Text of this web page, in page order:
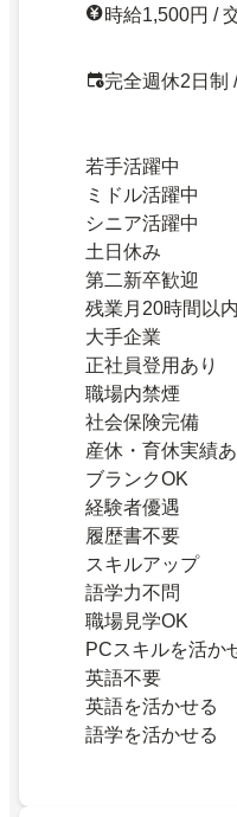
時給1,500円 /
完全週休2日制
若手活躍中
ミドル活躍中
シニア活躍中
土日休み
第二新卒歓迎
残業月20時間以内
大手企業
正社員登用あり
職場内禁煙
社会保険完備
産休・育休実績あ
ブランクOK
経験者優遇
履歴書不要
スキルアップ
語学力不問
職場見学OK
PCスキルを活か
英語不要
英語を活かせる
語学を活かせる